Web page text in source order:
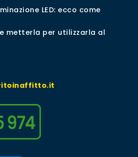
LED: ecco come
metterla per utilizzarla al